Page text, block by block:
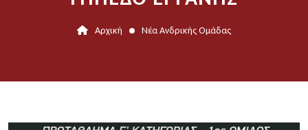
Αρχική Νέα Ανδρικής Ομάδας